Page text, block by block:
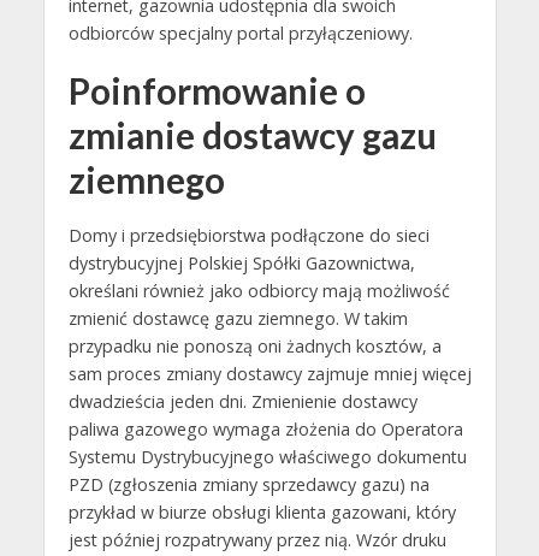
internet, gazownia udostępnia dla swoich
odbiorców specjalny portal przyłączeniowy.
Poinformowanie o
zmianie dostawcy gazu
ziemnego
Domy i przedsiębiorstwa podłączone do sieci
dystrybucyjnej Polskiej Spółki Gazownictwa,
określani również jako odbiorcy mają możliwość
zmienić dostawcę gazu ziemnego. W takim
przypadku nie ponoszą oni żadnych kosztów, a
sam proces zmiany dostawcy zajmuje mniej więcej
dwadzieścia jeden dni. Zmienienie dostawcy
paliwa gazowego wymaga złożenia do Operatora
Systemu Dystrybucyjnego właściwego dokumentu
PZD (zgłoszenia zmiany sprzedawcy gazu) na
przykład w biurze obsługi klienta gazowani, który
jest później rozpatrywany przez nią. Wzór druku